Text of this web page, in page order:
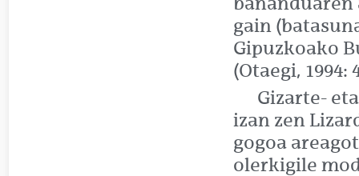
gain
Gipuzkoako
(Otaegi, 1994:
Gizarte-
izan zen
gogoa
olerkigile